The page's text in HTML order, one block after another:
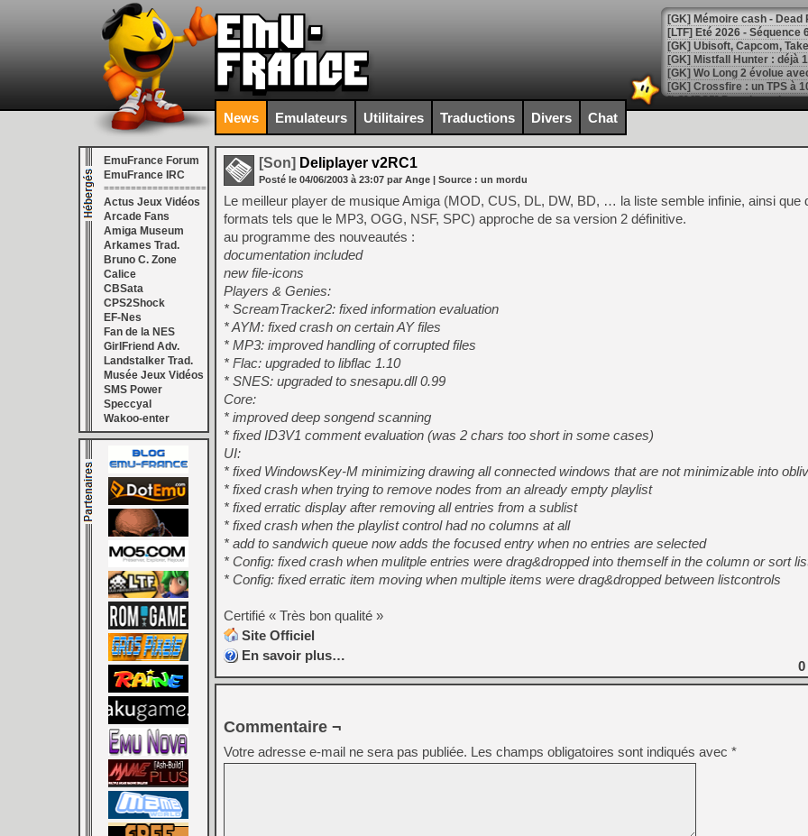
[LTF] Eté 2026 - Séquence
[GK] Mistfall Hunter : déjà
[GK] Wo Long 2 évolue
[GK] Crossfire : un TPS à
[LS] [PS5] Premiers
[Mo5] DOOM arrive en
[GK] Bethesda fête les 30
[GK] Roblox : l'action en
[GK] Agenda - GeForce
[LS] [PS5] ps5-y2jb-
[GK] Pourquoi Marvel
[GK] Test : Restory : Chill
[GK] GTA 6 : Rockstar
[GK] Hot Wheels Infinite
[GK] Mémoire cash -
[GK] Résultats Nintendo :
[GK] Déjà des
[Mo5] Brickboy cherche à
[GK] Minecraft et ses «
[GK] Beast of
[GK] Ubisoft : fin de partie
[GK] Mémoire cash -
[GK] Dan Houser (GTA)
[GK] Comment EA Sports
[GK] Crimson Moon : un
[GK] Isle of Reveries : le
[GK] Moonlighter 2 : The
[GK] Capcom relance
[GK] Guillermo del Toro
News Emulateurs Utilitaires Traductions Divers Chat
EmuFrance Forum
EmuFrance IRC
===================
Actus Jeux Vidéos
Arcade Fans
Amiga Museum
Arkames Trad.
Bruno C. Zone
Calice
CBSata
CPS2Shock
EF-Nes
Fan de la NES
GirlFriend Adv.
Landstalker Trad.
Musée Jeux Vidéos
SMS Power
Speccyal
Wakoo-enter
[Son] Deliplayer v2RC1
Posté le 04/06/2003 à 23:07 par Ange | Source : un mordu
Le meilleur player de musique Amiga (MOD, CUS, DL, DW, BD, … la liste semble infinie, ainsi que
formats tels que le MP3, OGG, NSF, SPC) approche de sa version 2 définitive.
au programme des nouveautés :
documentation included
new file-icons
Players & Genies:
* ScreamTracker2: fixed information evaluation
* AYM: fixed crash on certain AY files
* MP3: improved handling of corrupted files
* Flac: upgraded to libflac 1.10
* SNES: upgraded to snesapu.dll 0.99
Core:
* improved deep songend scanning
* fixed ID3V1 comment evaluation (was 2 chars too short in some cases)
UI:
* fixed WindowsKey-M minimizing drawing all connected windows that are not minimizable into
* fixed crash when trying to remove nodes from an already empty playlist
* fixed erratic display after removing all entries from a sublist
* fixed crash when the playlist control had no columns at all
* add to sandwich queue now adds the focused entry when no entries are selected
* Config: fixed crash when mulitple entries were drag&dropped into themself in the column or sort
* Config: fixed erratic item moving when multiple items were drag&dropped between listcontrols
Certifié « Très bon qualité »
Site Officiel
En savoir plus…
0
Commentaire ¬
Votre adresse e-mail ne sera pas publiée. Les champs obligatoires sont indiqués avec *